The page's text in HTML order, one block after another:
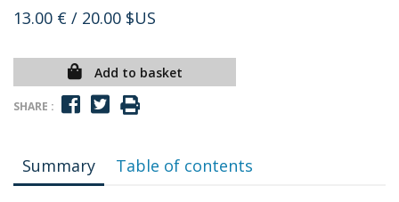
13.00 € / 20.00 $US
Add to basket
SHARE :
Summary Table of contents